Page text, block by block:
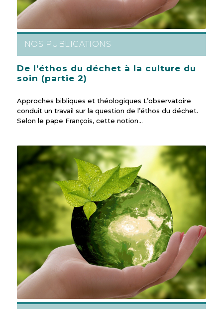
NOS PUBLICATIONS
De l’éthos du déchet à la culture du
soin (partie 2)
Approches bibliques et théologiques L’observatoire
conduit un travail sur la question de l’éthos du déchet.
Selon le pape François, cette notion…